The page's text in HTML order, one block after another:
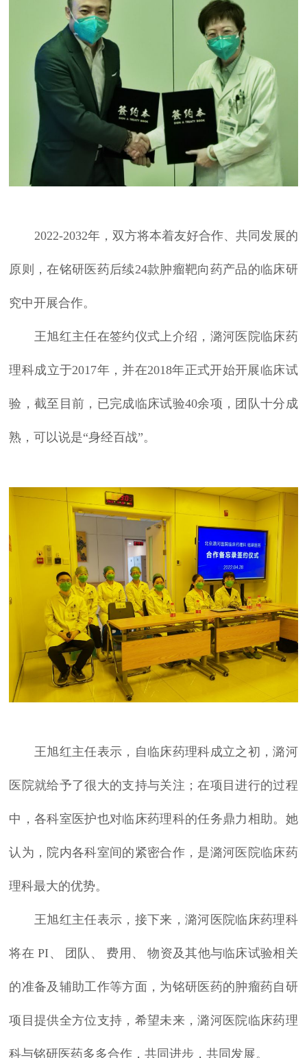
2022-2032年，双方将本着友好合作、共同发展的
原则，在铭研医药后续24款肿瘤靶向药产品的临床研
究中开展合作。
王旭红主任在签约仪式上介绍，潞河医院临床药
理科成立于2017年，并在2018年正式开始开展临床试
验，截至目前，已完成临床试验40余项，团队十分成
熟，可以说是“身经百战”。
王旭红主任表示，自临床药理科成立之初，潞河
医院就给予了很大的支持与关注；在项目进行的过程
中，各科室医护也对临床药理科的任务鼎力相助。她
认为，院内各科室间的紧密合作，是潞河医院临床药
理科最大的优势。
王旭红主任表示，接下来，潞河医院临床药理科
将在 PI、 团队、 费用、 物资及其他与临床试验相关
的准备及辅助工作等方面，为铭研医药的肿瘤药自研
项目提供全方位支持，希望未来，潞河医院临床药理
科与铭研医药多多合作，共同进步，共同发展。